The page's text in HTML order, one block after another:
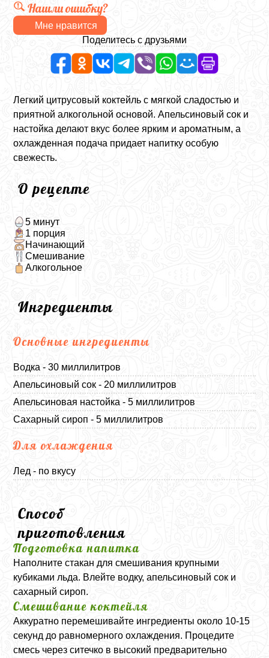
Нашли ошибку?
Мне нравится
Поделитесь с друзьями
Легкий цитрусовый коктейль с мягкой сладостью и
приятной алкогольной основой. Апельсиновый сок и
настойка делают вкус более ярким и ароматным, а
охлажденная подача придает напитку особую
свежесть.
О рецепте
5 минут
1 порция
Начинающий
Смешивание
Алкогольное
Ингредиенты
Основные ингредиенты
Водка - 30 миллилитров
Апельсиновый сок - 20 миллилитров
Апельсиновая настойка - 5 миллилитров
Сахарный сироп - 5 миллилитров
Для охлаждения
Лед - по вкусу
Способ
приготовления
Подготовка напитка
Наполните стакан для смешивания крупными
кубиками льда. Влейте водку, апельсиновый сок и
сахарный сироп.
Смешивание коктейля
Аккуратно перемешивайте ингредиенты около 10-15
секунд до равномерного охлаждения. Процедите
смесь через ситечко в высокий предварительно